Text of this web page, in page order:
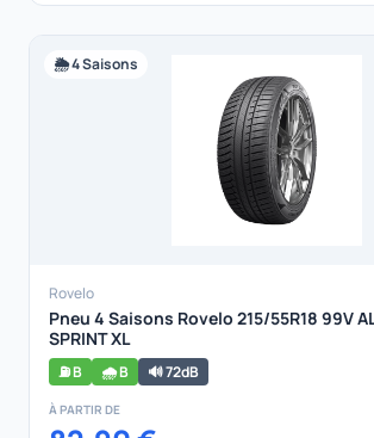
🌦️ 4 Saisons
Rovelo
Pneu 4 Saisons Rovelo 215/55R18 99V
SPRINT XL
⛽ B 🌧️ B 🔊 72dB
À PARTIR DE